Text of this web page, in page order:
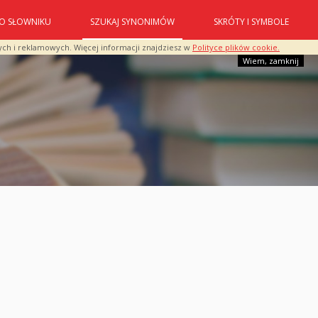
i reklamowych. Więcej informacji znajdziesz w Polityce plików cookie.
Wiem, zamknij
O SŁOWNIKU SZUKAJ SYNONIMÓW SKRÓTY I SYMBOLE